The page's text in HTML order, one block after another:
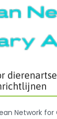
Network